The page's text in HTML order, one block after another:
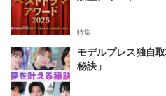
特集
モデルプレス独自
秘訣」